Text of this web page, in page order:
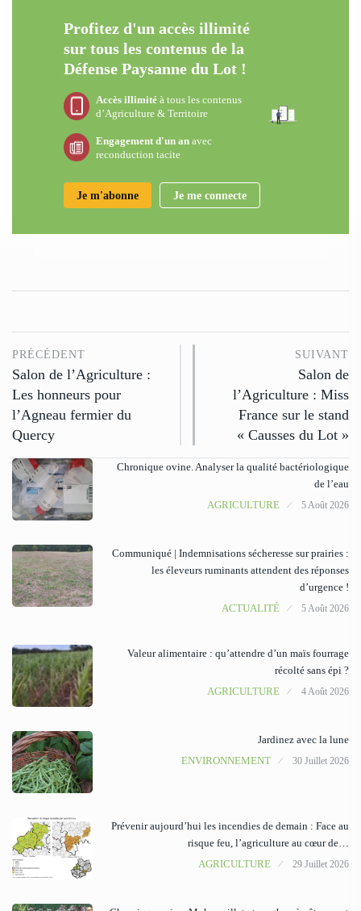
Profitez d'un accès illimité
sur tous les contenus de la
Défense Paysanne du Lot !
Accès illimité à tous les contenus
d’Agriculture & Territoire
Engagement d'un an avec
reconduction tacite
Je m'abonne Je me connecte
PRÉCÉDENT
Salon de l’Agriculture :
Les honneurs pour
l’Agneau fermier du
Quercy
SUIVANT
Salon de
l’Agriculture : Miss
France sur le stand
« Causses du Lot »
Chronique ovine. Analyser la qualité bactériologique
de l’eau
AGRICULTURE
5 Août 2026
Communiqué | Indemnisations sécheresse sur prairies :
les éleveurs ruminants attendent des réponses
d’urgence !
ACTUALITÉ
5 Août 2026
Valeur alimentaire : qu’attendre d’un maïs fourrage
récolté sans épi ?
AGRICULTURE
4 Août 2026
Jardinez avec la lune
ENVIRONNEMENT
30 Juillet 2026
Prévenir aujourd’hui les incendies de demain : Face au
risque feu, l’agriculture au cœur de…
AGRICULTURE
29 Juillet 2026